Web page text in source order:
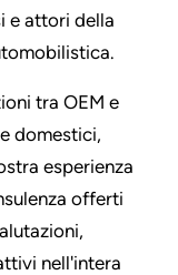
e attori della
tra OEM e
domestici,
esperienza
offerti
nell'intera